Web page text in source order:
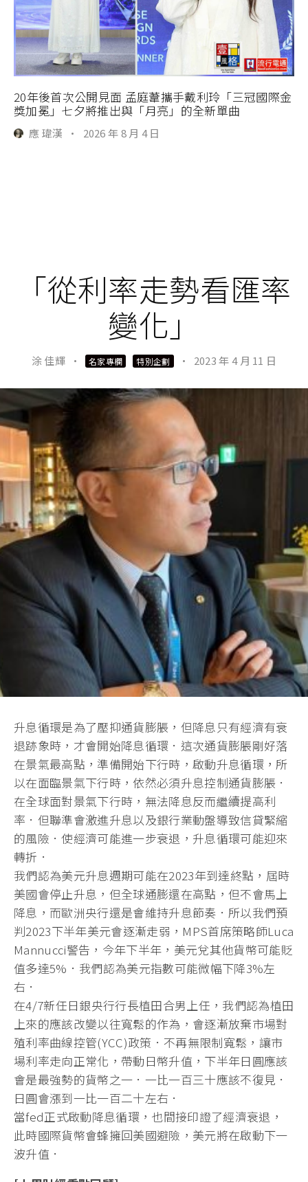
20年後首次公開見面 孟庭葦攜手戴利玲「三冠國際金
獎加冕」七夕將推出與「月亮」的全新單曲
應 瑋漢 · 2026 年 8 月 4 日
「從利率走勢看匯率
變化」
涂 佳輝 · 名家專欄 特別企劃 · 2023 年 4 月 11 日
升息循環是為了壓抑通貨膨脹，但降息只有經濟有衰
退跡象時，才會開始降息循環．這次通貨膨脹剛好落
在景氣最高點，準備開始下行時，啟動升息循環，所
以在面臨景氣下行時，依然必須升息控制通貨膨脹．
在全球面對景氣下行時，無法降息反而繼續提高利
率．但聯準會激進升息以及銀行業動盤導致信貸緊縮
的風險．使經濟可能進一步衰退，升息循環可能迎來
轉折．
我們認為美元升息週期可能在2023年到達終點，屆時
美國會停止升息，但全球通膨還在高點，但不會馬上
降息，而歐洲央行還是會維持升息節奏．所以我們預
判2023下半年美元會逐漸走弱，MPS首席策略師Luca
Mannucci警告，今年下半年，美元兌其他貨幣可能貶
值多達5%．我們認為美元指數可能微幅下降3%左
右．
在4/7新任日銀央行行長植田合男上任，我們認為植田
上來的應該改變以往寬鬆的作為，會逐漸放棄市場對
殖利率曲線控管(YCC)政策．不再無限制寬鬆，讓市
場利率走向正常化，帶動日幣升值，下半年日圓應該
會是最強勢的貨幣之一．一比一百三十應該不復見．
日圓會漲到一比一百二十左右．
當fed正式啟動降息循環，也間接印證了經濟衰退，
此時國際貨幣會蜂擁回美國避險，美元將在啟動下一
波升值．